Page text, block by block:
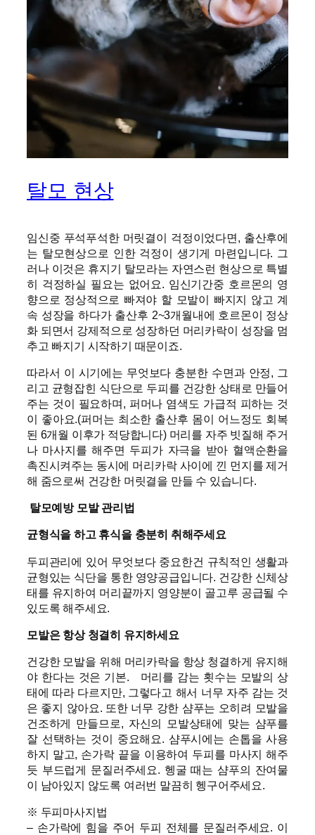
탈모 현상
임신중 푸석푸석한 머릿결이 걱정이었다면, 출산후에
는 탈모현상으로 인한 걱정이 생기게 마련입니다. 그
러나 이것은 휴지기 탈모라는 자연스런 현상으로 특별
히 걱정하실 필요는 없어요. 임신기간중 호르몬의 영
향으로 정상적으로 빠져야 할 모발이 빠지지 않고 계
속 성장을 하다가 출산후 2~3개월내에 호르몬이 정상
화 되면서 강제적으로 성장하던 머리카락이 성장을 멈
추고 빠지기 시작하기 때문이죠.
따라서 이 시기에는 무엇보다 충분한 수면과 안정, 그
리고 균형잡힌 식단으로 두피를 건강한 상태로 만들어
주는 것이 필요하며, 퍼머나 염색도 가급적 피하는 것
이 좋아요.(퍼머는 최소한 출산후 몸이 어느정도 회복
된 6개월 이후가 적당합니다) 머리를 자주 빗질해 주거
나 마사지를 해주면 두피가 자극을 받아 혈액순환을
촉진시켜주는 동시에 머리카락 사이에 낀 먼지를 제거
해 줌으로써 건강한 머릿결을 만들 수 있습니다.
탈모예방 모발 관리법
균형식을 하고 휴식을 충분히 취해주세요
두피관리에 있어 무엇보다 중요한건 규칙적인 생활과
균형있는 식단을 통한 영양공급입니다. 건강한 신체상
태를 유지하여 머리끝까지 영양분이 골고루 공급될 수
있도록 해주세요.
모발은 항상 청결히 유지하세요
건강한 모발을 위해 머리카락을 항상 청결하게 유지해
야 한다는 것은 기본. 머리를 감는 횟수는 모발의 상
태에 따라 다르지만, 그렇다고 해서 너무 자주 감는 것
은 좋지 않아요. 또한 너무 강한 샴푸는 오히려 모발을
건조하게 만들므로, 자신의 모발상태에 맞는 샴푸를
잘 선택하는 것이 중요해요. 샴푸시에는 손톱을 사용
하지 말고, 손가락 끝을 이용하여 두피를 마사지 해주
듯 부드럽게 문질러주세요. 헹굴 때는 샴푸의 잔여물
이 남아있지 않도록 여러번 말끔히 헹구어주세요.
※ 두피마사지법
– 손가락에 힘을 주어 두피 전체를 문질러주세요. 이